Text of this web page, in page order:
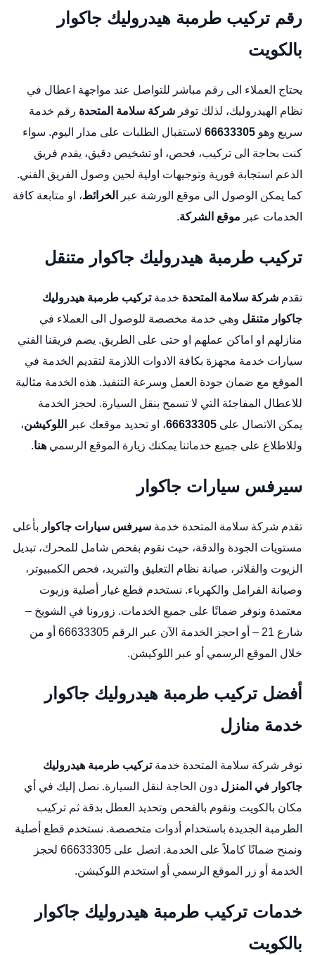
رقم تركيب طرمبة هيدروليك جاكوار
بالكويت
يحتاج العملاء الى رقم مباشر للتواصل عند مواجهة اعطال في
نظام الهيدروليك، لذلك توفر شركة سلامة المتحدة رقم خدمة
سريع وهو 66633305لاستقبال الطلبات على مدار اليوم. سواء
كنت بحاجة الى تركيب، فحص، او تشخيص دقيق، يقدم فريق
الدعم استجابة فورية وتوجيهات اولية لحين وصول الفريق الفني.
كما يمكن الوصول الى موقع الورشة عبر
الخرائط، او متابعة كافة
الخدمات عبر موقع الشركة.
تركيب طرمبة هيدروليك جاكوار متنقل
تقدم شركة سلامة المتحدة خدمةتركيب طرمبة هيدروليك
جاكوار متنقل وهي خدمة مخصصة للوصول الى العملاء في
منازلهم او اماكن عملهم او حتى على الطريق. يضم فريقنا الفني
سيارات خدمة مجهزة بكافة الادوات اللازمة لتقديم الخدمة في
الموقع مع ضمان جودة العمل وسرعة التنفيذ. هذه الخدمة مثالية
للاعطال المفاجئة التي لا تسمح بنقل السيارة. لحجز الخدمة
يمكن الاتصال على 66633305، او تحديد موقعك عبر اللوكيشن،
وللاطلاع على جميع خدماتنا يمكنك زيارة الموقع الرسمي هنا.
سيرفس سيارات جاكوار
تقدم شركة سلامة المتحدة خدمة سيرفس سيارات جاكوار بأعلى
مستويات الجودة والدقة، حيث نقوم بفحص شامل للمحرك، تبديل
الزيوت والفلاتر، صيانة نظام التعليق والتبريد، فحص الكمبيوتر،
وصيانة الفرامل والكهرباء. نستخدم قطع غيار أصلية وزيوت
معتمدة ونوفر ضمانًا على جميع الخدمات. زورونا في الشويخ –
شارع 21 – أو احجز الخدمة الآن عبر الرقم 66633305 أو من
خلال الموقع الرسمي أو عبر اللوكيشن.
أفضل تركيب طرمبة هيدروليك جاكوار
خدمة منازل
توفر شركة سلامة المتحدة خدمةتركيب طرمبة هيدروليك
جاكوار في المنزل دون الحاجة لنقل السيارة. نصل إليك في أي
مكان بالكويت ونقوم بالفحص وتحديد العطل بدقة ثم تركيب
الطرمبة الجديدة باستخدام أدوات متخصصة. نستخدم قطع أصلية
ونمنح ضمانًا كاملاً على الخدمة. اتصل على 66633305 لحجز
الخدمة أو زر
الموقع الرسمي أو استخدم اللوكيشن.
خدمات تركيب طرمبة هيدروليك جاكوار
بالكويت